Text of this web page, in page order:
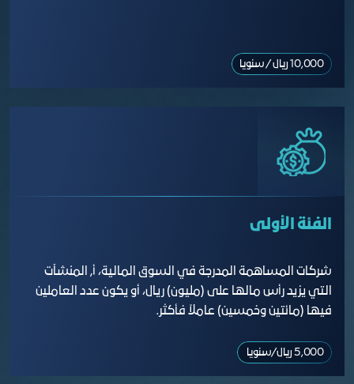
10,000 ريال / سنويا
الفئة الأولى
شركات المساهمة المدرجة في السوق المالية، أ, المنشآت
التي يزيد رأس مالها على (مليون) ريال، أو يكون عدد العاملين
فيها (مائتين وخمسين) عاملاً فأكثر.
5,000 ريال​/سنويا